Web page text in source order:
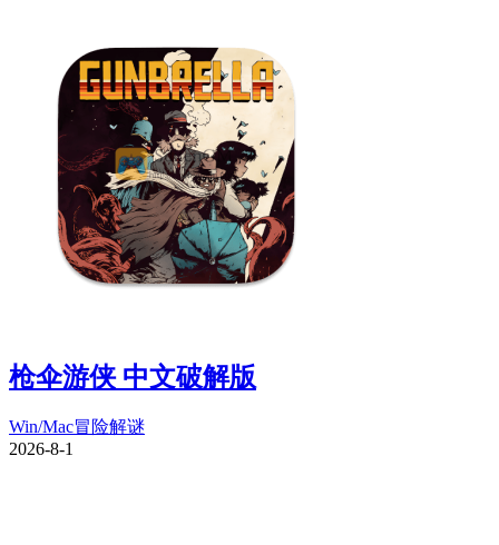
枪伞游侠 中文破解版
Win/Mac冒险解谜
2026-8-1